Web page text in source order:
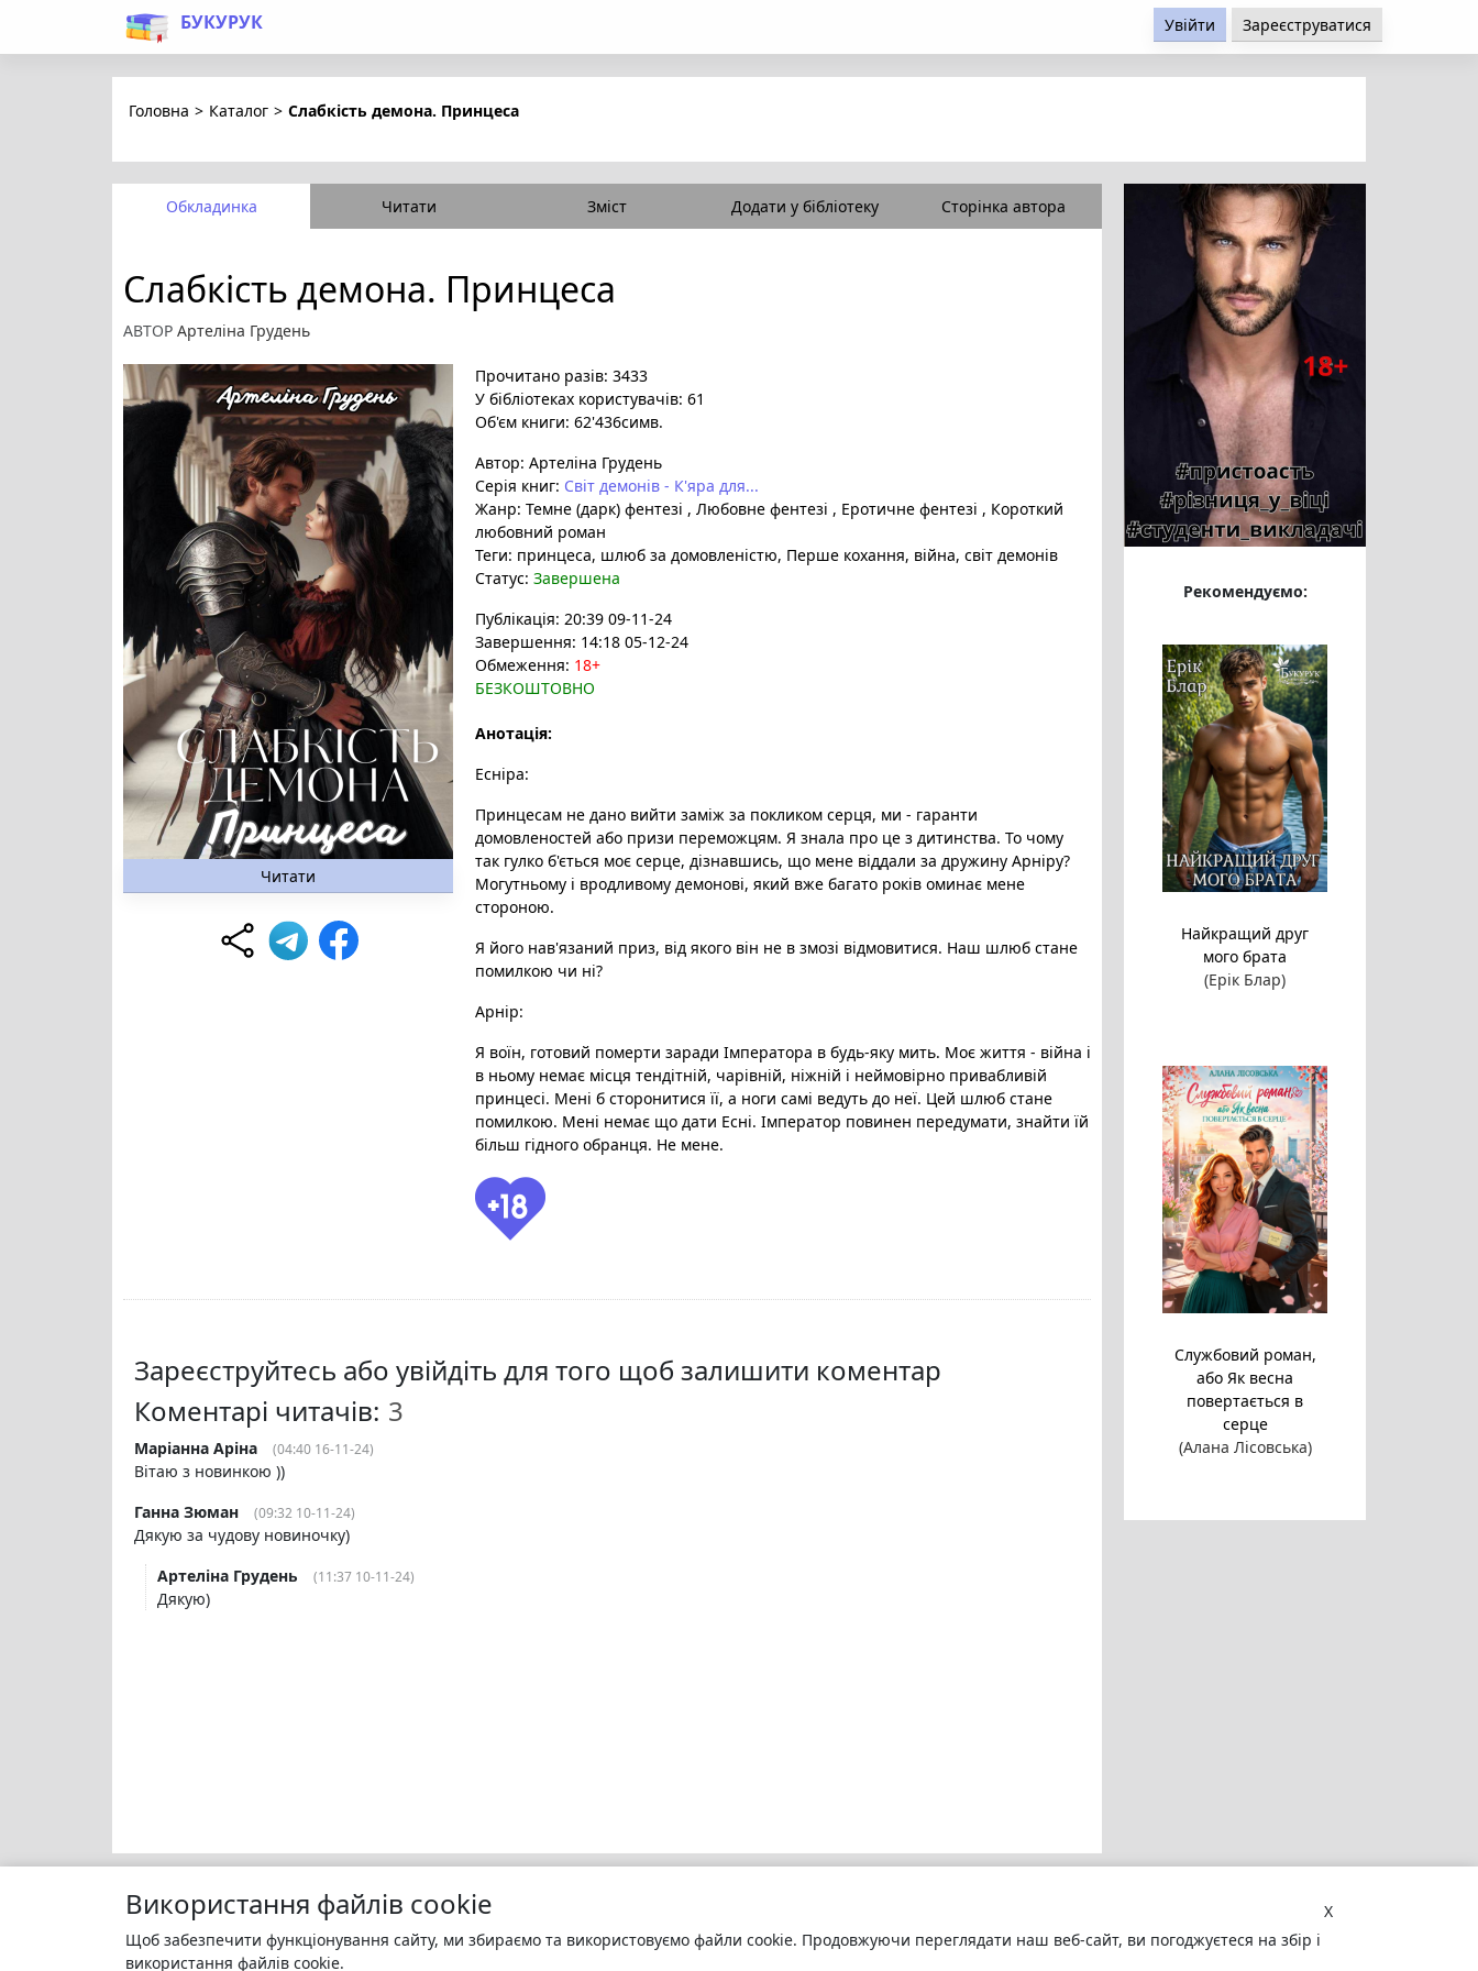
БУКУРУК Увійти Зареєструватися
Головна > Каталог > Слабкість демона. Принцеса
Обкладинка Читати Зміст Додати у бібліотеку Сторінка автора
Слабкість демона. Принцеса
АВТОР Aртеліна Грудень
Читати
Прочитано разів: 3433
У бібліотеках користувачів: 61
Об'єм книги: 62'436симв.
Автор: Aртеліна Грудень
Серія книг: Світ демонів - К'яра для...
Жанр: Темне (дарк) фентезі , Любовне фентезі , Еротичне фентезі , Короткий
любовний роман
Теги: принцеса, шлюб за домовленістю, Перше кохання, війна, світ демонів
Статус: Завершена
Публікація: 20:39 09-11-24
Завершення: 14:18 05-12-24
Обмеження: 18+
БЕЗКОШТОВНО
Анотація:
Есніра:
Принцесам не дано вийти заміж за покликом серця, ми - гаранти
домовленостей або призи переможцям. Я знала про це з дитинства. То чому
так гулко б'ється моє серце, дізнавшись, що мене віддали за дружину Арніру?
Могутньому і вродливому демонові, який вже багато років оминає мене
стороною.
Я його нав'язаний приз, від якого він не в змозі відмовитися. Наш шлюб стане
помилкою чи ні?
Арнір:
Я воїн, готовий померти заради Імператора в будь-яку мить. Моє життя - війна і
в ньому немає місця тендітній, чарівній, ніжній і неймовірно привабливій
принцесі. Мені б сторонитися її, а ноги самі ведуть до неї. Цей шлюб стане
помилкою. Мені немає що дати Есні. Імператор повинен передумати, знайти їй
більш гідного обранця. Не мене.
Зареєструйтесь або увійдіть для того щоб залишити коментар
Коментарі читачів:
Маріанна Аріна (04:40 16-11-24)
Вітаю з новинкою ))
Ганна Зюман
(09:32 10-11-24)
Дякую за чудову новиночку)
Aртеліна Грудень
(11:37 10-11-24)
Дякую)
Рекомендуємо:
Найкращий друг
мого брата
(Ерік Блар)
Службовий роман,
або Як весна
повертається в
серце
(Алана Лісовська)
X
Використання файлів cookie
Щоб забезпечити функціонування сайту, ми збираємо та використовуємо файли cookie. Продовжуючи переглядати наш веб-сайт, ви погоджуєтеся на збір і
використання файлів cookie.
БУКУРУК
Моя бібліотека
Про сервіс